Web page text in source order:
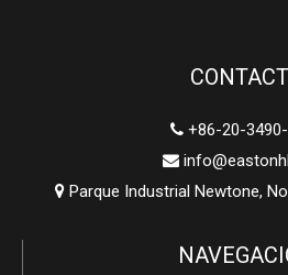
+86-20-

 Parque Industrial Newtone,